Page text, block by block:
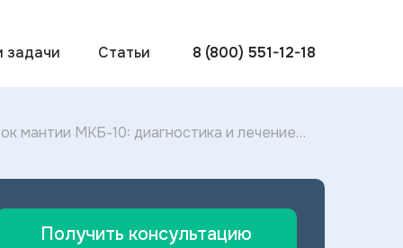
задачи Статьи 8 (800) 551-12-18
мантии МКБ-10: диагностика и лечение
Получить консультацию